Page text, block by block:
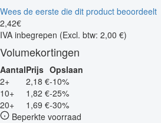
Wees de eerste die dit product beoordeelt
2,42€
IVA inbegrepen (Excl. btw: 2,00 €)
Volumekortingen
AantalPrijs Opslaan
2+
2,18 €-10%
10+
1,82 €-25%
20+
1,69 €-30%
Beperkte voorraad